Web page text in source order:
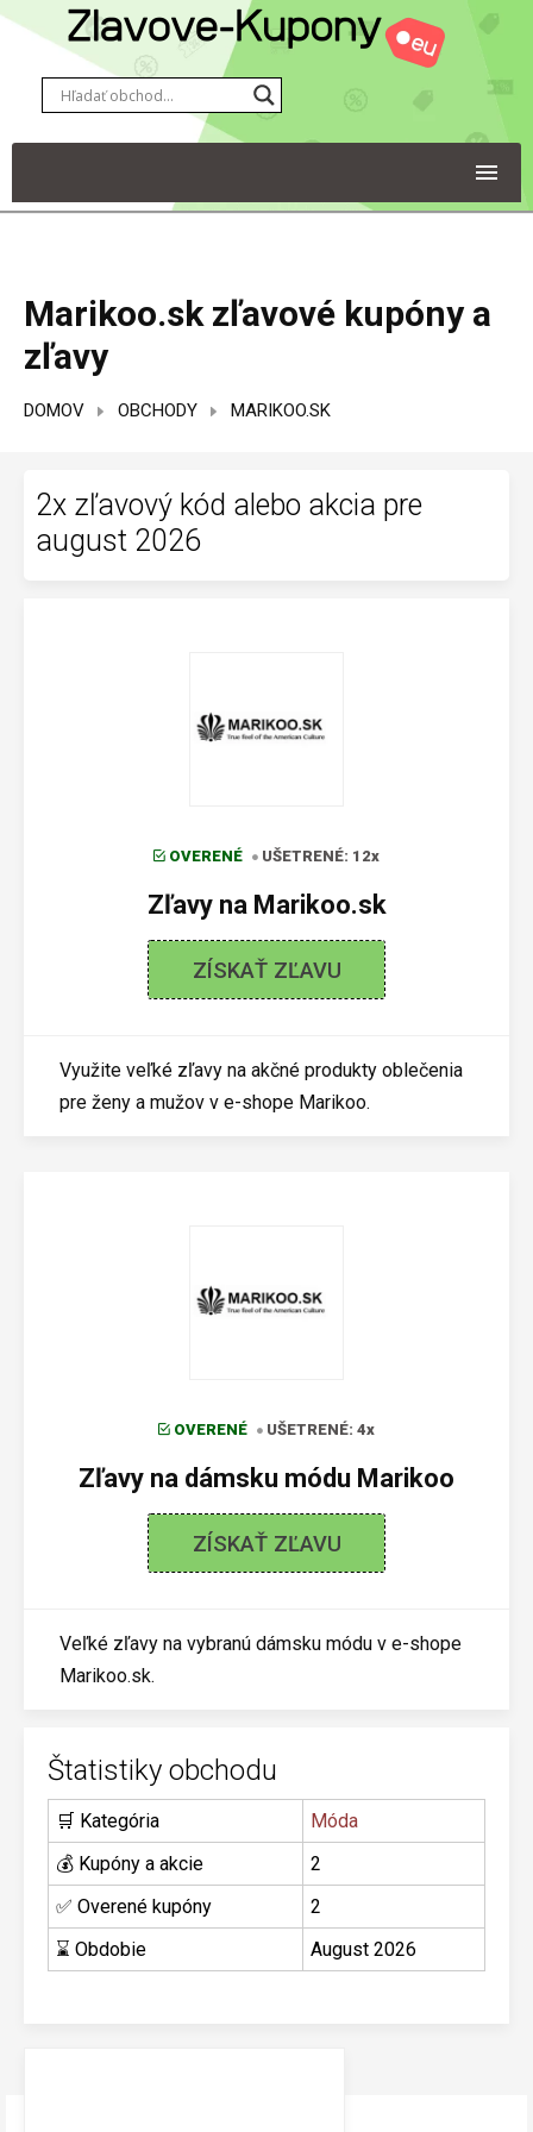
Marikoo.sk zľavové kupóny a
zľavy
DOMOV OBCHODY MARIKOO.SK
2x zľavový kód alebo akcia pre
august 2026
OVERENÉ UŠETRENÉ: 12x
Zľavy na Marikoo.sk
ZÍSKAŤ ZĽAVU
Využite veľké zľavy na akčné produkty oblečenia
pre ženy a mužov v e-shope Marikoo.
OVERENÉ UŠETRENÉ: 4x
Zľavy na dámsku módu Marikoo
ZÍSKAŤ ZĽAVU
Veľké zľavy na vybranú dámsku módu v e-shope
Marikoo.sk.
Štatistiky obchodu
🛒 Kategória
Móda
💰 Kupóny a akcie
2
✅ Overené kupóny
2
⌛ Obdobie
August 2026